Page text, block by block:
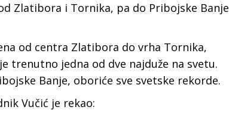
Zlatibora i Tornika, pa do Pribojske Banje
od centra Zlatibora do vrha Tornika,
trenutno jedna od dve najduže na svetu.
Banje, oboriće sve svetske rekorde.
Vučić je rekao: